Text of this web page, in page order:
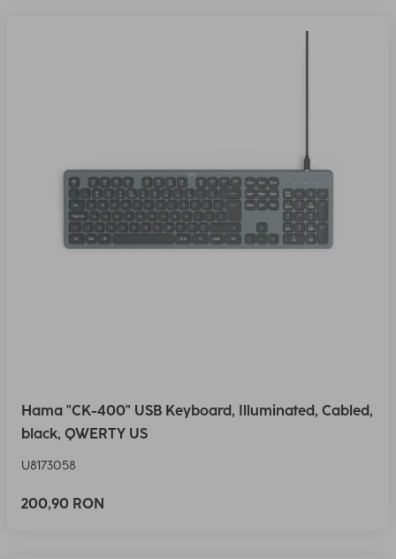
Hama "CK-400" USB Keyboard, Illuminated, Cabled,
black, QWERTY US
U8173058
200,90 RON